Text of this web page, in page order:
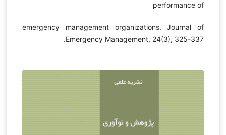
performance of
emergency management organizations. Journal of
Emergency Management, 24(3), 325-337.